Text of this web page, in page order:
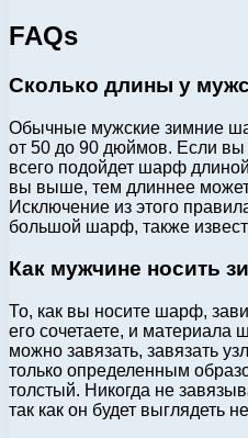
FAQs
Сколько длины у
Обычные мужские зимние
от 50 до 90 дюймов. Если вы
всего подойдет шарф
вы выше, тем длиннее
Исключение из этого
большой шарф, также
Как мужчине носить
То, как вы носите шарф,
его сочетаете, и
можно завязать, завязать
только определенным
толстый. Никогда не
так как он будет выглядеть